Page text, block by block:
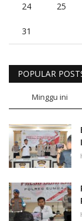
24 25
31
POPULAR
Minggu ini